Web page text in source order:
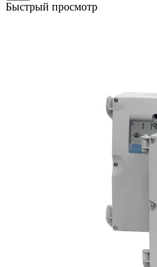
Быстрый просмотр